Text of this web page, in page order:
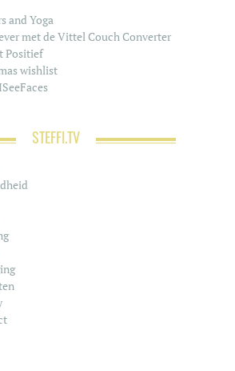
and Yoga
met de Vittel Couch Converter
Positief
wishlist
STEFFI.TV